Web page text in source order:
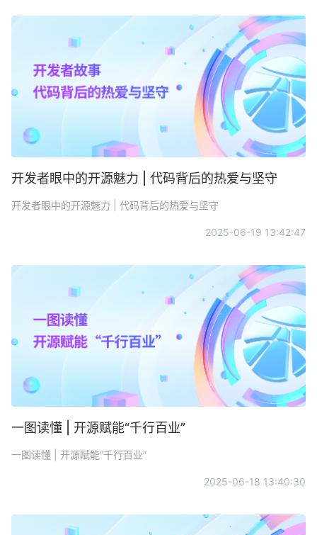
开发者眼中的开源魅力 | 代码背后的热爱与坚守
开发者眼中的开源魅力 | 代码背后的热爱与坚守
2025-06-19 13:42:47
一图读懂 | 开源赋能“千行百业”
一图读懂 | 开源赋能“千行百业”
2025-06-18 13:40:30